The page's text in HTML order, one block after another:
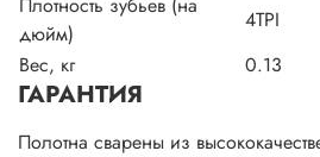
дюйм)
4TPI
Вес, кг
0.13
ГАРАНТИЯ
Полотна сварены из